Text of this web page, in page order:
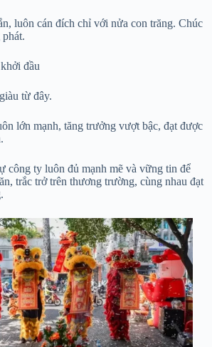
luôn cán đích chỉ với nửa con trăng. Chúc
đầu
từ đây.
lớn mạnh, tăng trưởng vượt bậc, đạt được
công ty luôn đủ mạnh mẽ và vững tin để
trắc trở trên thương trường, cùng nhau đạt